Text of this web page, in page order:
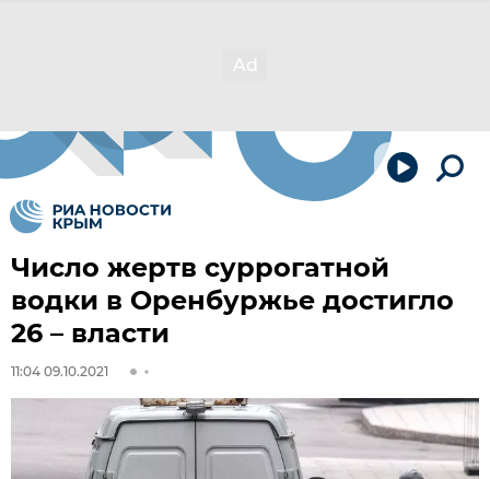
Число жертв суррогатной
водки в Оренбуржье достигло
26 – власти
11:04 09.10.2021